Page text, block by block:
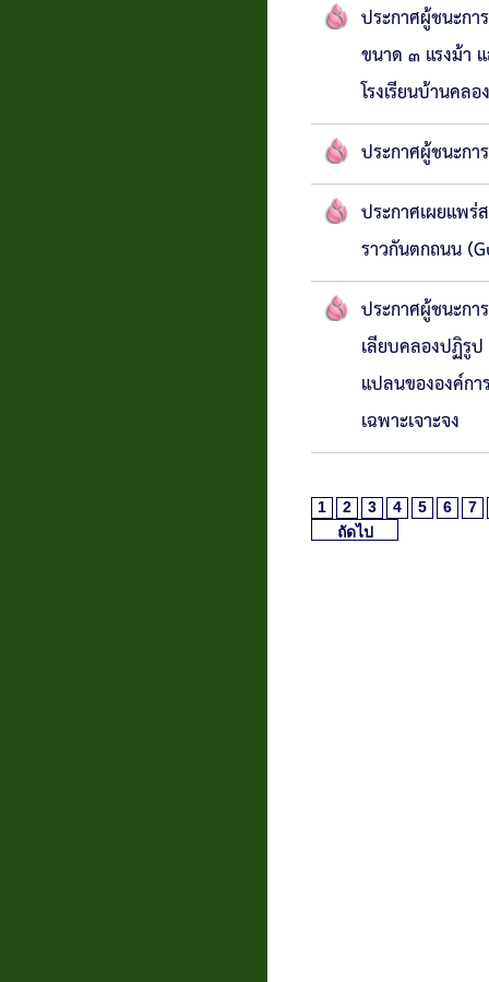
ประกาศผู้ชนะกา
ขนาด ๓ แรงม้า
โรงเรียนบ้านคล
ประกาศผู้ชนะกา
ประกาศเผยแพ
ราวกันตกถนน
ประกาศผู้ชนะกา
เลียบคลองปฏิรู
แปลนขององค์ก
เฉพาะเจาะจง
1 2 3 4 5 6
7
ถัดไป